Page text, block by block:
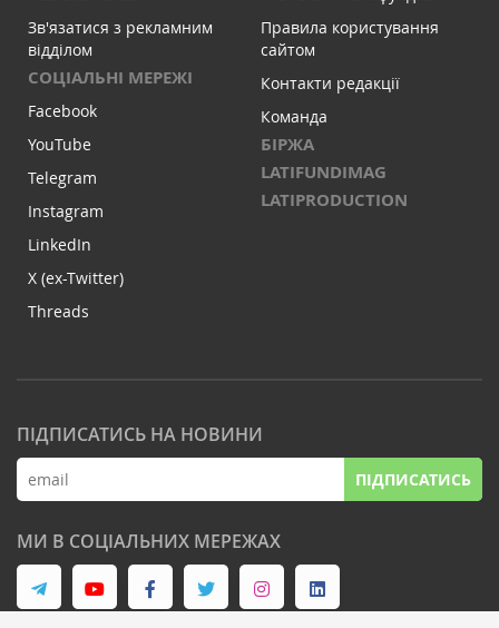
Зв'язатися з рекламним
відділом
СОЦІАЛЬНІ МЕРЕЖІ
Facebook
YouTube
Telegram
Instagram
LinkedIn
X (ex-Twitter)
Threads
Правила користування
сайтом
Контакти редакції
Команда
БІРЖА
LATIFUNDIMAG
LATIPRODUCTION
ПІДПИСАТИСЬ НА НОВИНИ
ПІДПИСАТИСЬ
МИ В СОЦІАЛЬНИХ МЕРЕЖАХ